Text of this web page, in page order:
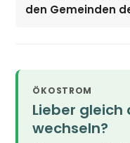
den Gemeinden
ÖKOSTROM
Lieber gleich
wechseln?